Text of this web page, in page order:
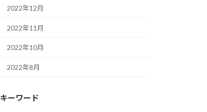
2022年12月
2022年11月
2022年10月
2022年8月
キーワード